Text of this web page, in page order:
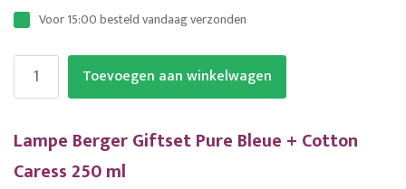
gallerijVoor 15:00 besteld vandaag verzonden
Toevoegen aan winkelwagen
Lampe Berger Giftset Pure Bleue + Cotton
Caress 250 ml